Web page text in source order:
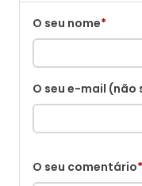
O seu nome*
O seu e-mail
O seu comentário*